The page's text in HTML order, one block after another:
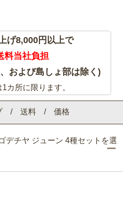
プ / 送料 / 価格
デチヤ ジューン 4種セットを選
げ8,000円以上で
料当社負担
および島しょ部は除く)
カ所に限ります。